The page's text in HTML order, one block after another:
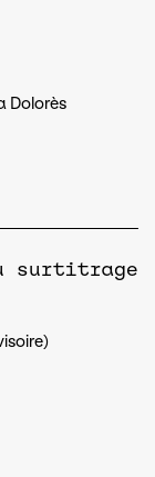
Dolorès
surtitrage